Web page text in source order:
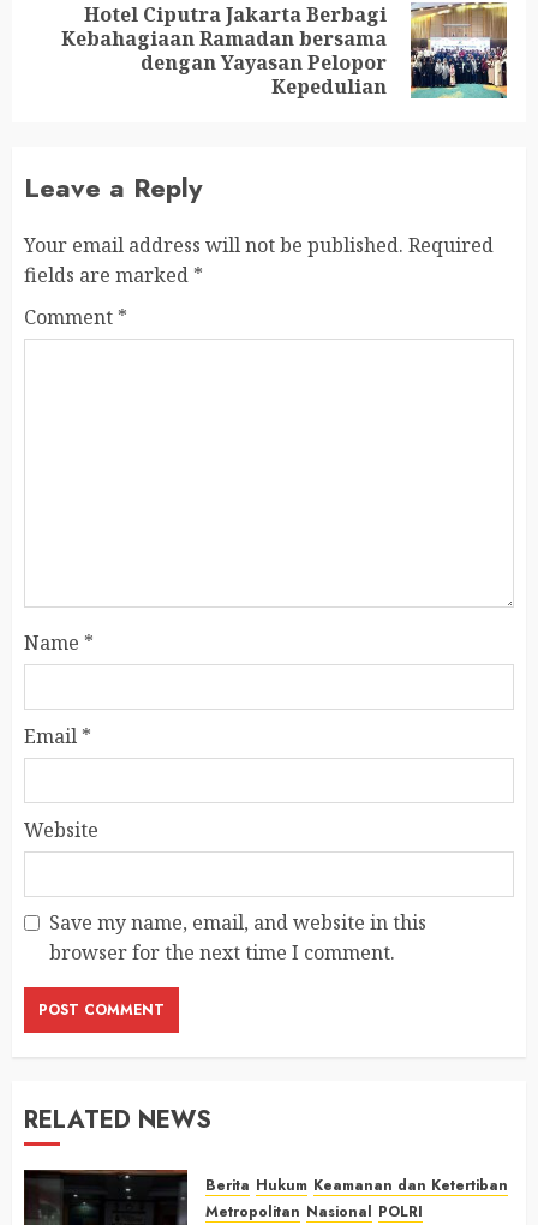
Hotel Ciputra Jakarta Berbagi
Kebahagiaan Ramadan bersama
dengan Yayasan Pelopor
Kepedulian
Leave a Reply
Your email address will not be published. Required
fields are marked *
Comment *
Name *
Email *
Website
Save my name, email, and website in this
browser for the next time I comment.
RELATED NEWS
Berita Hukum Keamanan dan Ketertiban
Metropolitan Nasional POLRI